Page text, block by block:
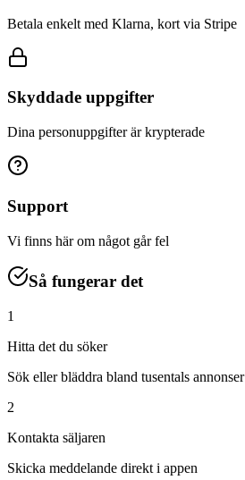
Betala enkelt med Klarna, kort via Stripe
Skyddade uppgifter
Dina personuppgifter är krypterade
Support
Vi finns här om något går fel
Så fungerar det
1
Hitta det du söker
Sök eller bläddra bland tusentals annonser
2
Kontakta säljaren
Skicka meddelande direkt i appen